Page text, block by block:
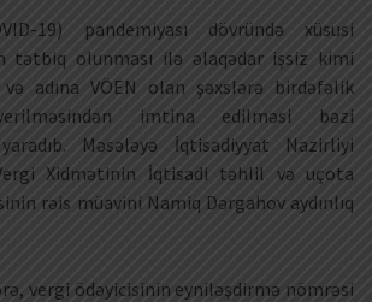
19) pandemiyası dövründə xüsusi
tətbiq olunması ilə əlaqədar işsiz kimi
adına VÖEN olan şəxslərə birdəfəlik
imtina edilməsi bəzi
Məsələyə İqtisadiyyat Nazirliyi
Xidmətinin İqtisadi təhlil və uçota
rəis müavini Namiq Dərgahov aydınlıq
vergi ödəyicisinin eyniləşdirmə nömrəsi